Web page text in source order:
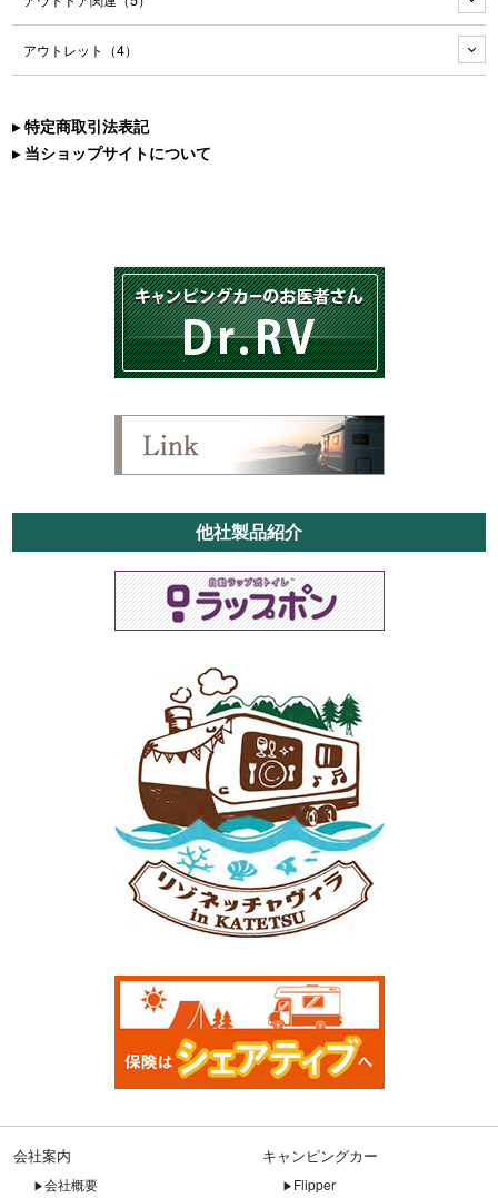
アウトレット （4）
▸ 特定商取引法表記
▸ 当ショップサイトについて
他社製品紹介
会社案内
会社概要
キャンピングカー
Flipper